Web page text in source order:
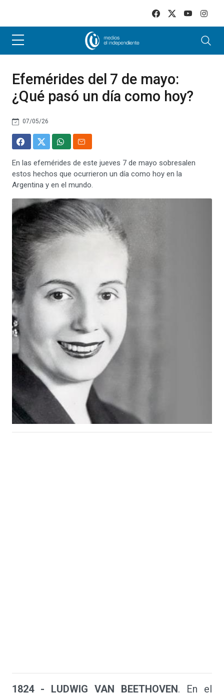
Efemérides del 7 de mayo:
¿Qué pasó un día como hoy?
07/05/26
En las efemérides de este jueves 7 de mayo sobresalen
estos hechos que ocurrieron un día como hoy en la
Argentina y en el mundo.
1824 - LUDWIG VAN BEETHOVEN. En el